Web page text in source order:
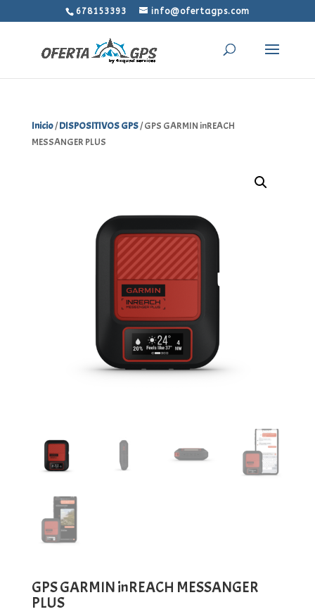
678153393 info@ofertagps.com
Inicio/DISPOSITIVOS GPS/ GPS GARMIN inREACH
MESSANGER PLUS
GPS GARMIN inREACH MESSANGER
PLUS